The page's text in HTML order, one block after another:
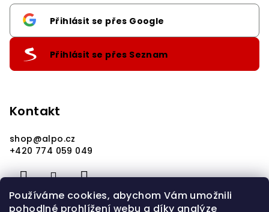
Používáme cookies, abychom Vám umožnili
pohodlné prohlížení webu a díky analýze
Přihlásit se přes Google
Přihlásit se přes Seznam
Kontakt
shop@alpo.cz
+420 774 059 049